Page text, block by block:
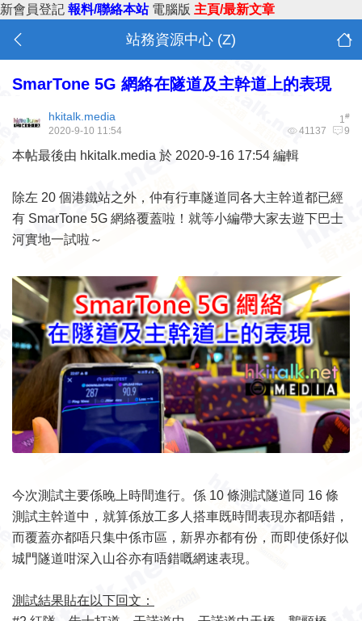
新會員登記 報料/聯絡本站 電腦版 主頁/最新文章
站務資源中心 (Z)
SmarTone 5G 網絡在隧道及主幹道上的表現
1#
hkitalk.media
41137 9
2020-9-10 11:54
本帖最後由 hkitalk.media 於 2020-9-16 17:54 編輯
除左 20 個港鐵站之外，仲有行車隧道同各大主幹道都已經
有 SmarTone 5G 網絡覆蓋啦！就等小編帶大家去遊下巴士
河實地一試啦～
今次測試主要係晚上時間進行。係 10 條測試隧道同 16 條
測試主幹道中，就算係放工多人搭車既時間表現亦都唔錯，
而覆蓋亦都唔只集中係市區，新界亦都有份，而即使係好似
城門隧道咁深入山谷亦有唔錯嘅網速表現。
測試結果貼在以下回文：